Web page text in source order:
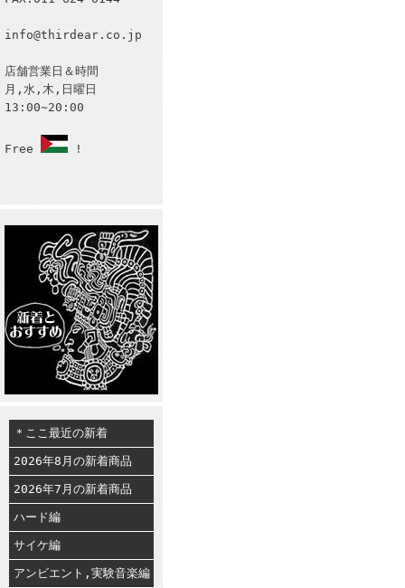
info@thirdear.co.jp
店舗営業日＆時間
月,水,木,日曜日
13:00~20:00
Free !
＊ここ最近の新着
2026年8月の新着商品
2026年7月の新着商品
ハード編
サイケ編
アンビエント,実験音楽編